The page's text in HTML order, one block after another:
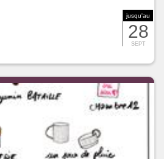
jusqu'au
28
SEPT